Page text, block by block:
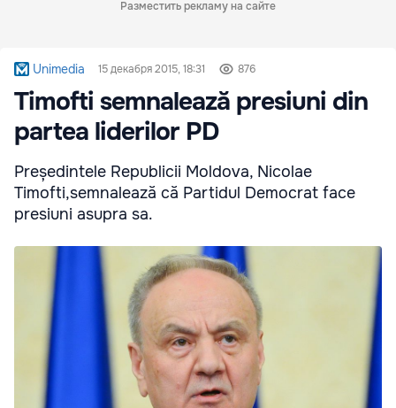
Разместить рекламу на сайте
Unimedia 15 декабря 2015, 18:31 876
Timofti semnalează presiuni din
partea liderilor PD
Președintele Republicii Moldova, Nicolae
Timofti,semnalează că Partidul Democrat face
presiuni asupra sa.